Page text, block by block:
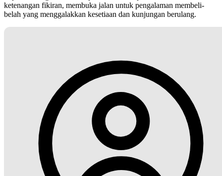
ketenangan fikiran, membuka jalan untuk pengalaman membeli-
belah yang menggalakkan kesetiaan dan kunjungan berulang.